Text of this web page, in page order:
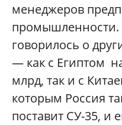
менеджеров
промышленности.
говорилось о
— как с Египтом
млрд, так и с
которым Россия
поставит СУ-35, и